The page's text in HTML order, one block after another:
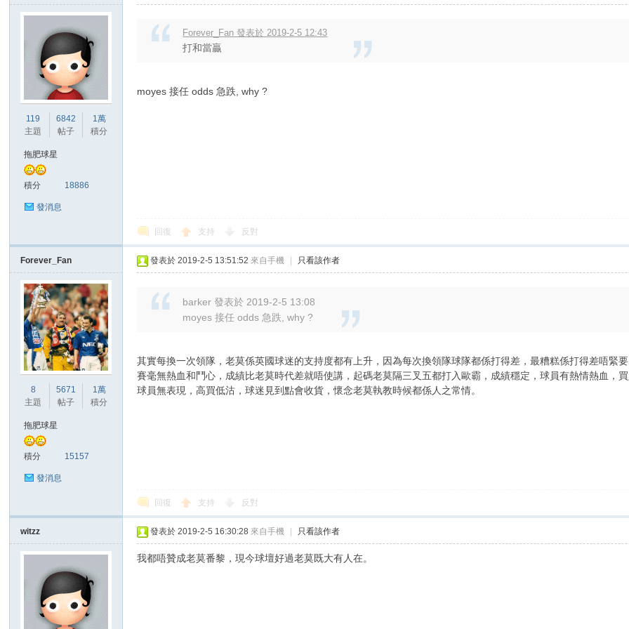
119
主題
6842
帖子
1萬
積分
拖肥球星
積分 18886
發消息
Forever_Fan 發表於 2019-2-5 12:43
打和當贏
moyes 接任 odds 急跌, why ?
回復 支持 反對
Forever_Fan
8
主題
5671
帖子
1萬
積分
拖肥球星
積分 15157
發消息
發表於 2019-2-5 13:51:52 來自手機 只看該作者
barker 發表於 2019-2-5 13:08
moyes 接任 odds 急跌, why ?
其實每換一次領隊，老莫係英國球迷的支持度都有上升，因為每次換領隊球隊都係打得差，最糟糕係打得差唔緊
賽毫無熱血和鬥心，成績比老莫時代差就唔使講，起碼老莫隔三叉五都打入歐霸，成績穩定，球員有熱情熱血，
球員無表現，高買低沽，球迷見到點會收貨，懷念老莫執教時候都係人之常情。
回復 支持 反對
witzz 發表於 2019-2-5 16:30:28 來自手機 只看該作者
我都唔贊成老莫番黎，現今球壇好過老莫既大有人在。